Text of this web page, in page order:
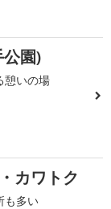
園)
憩いの場
カワトク
も多い